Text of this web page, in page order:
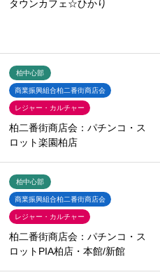
タウンカフェ☆ひかり
柏中心部
商業振興組合柏二番街商店会
レジャー・カルチャー
柏二番街商店会：パチンコ・ス
ロット楽園柏店
柏中心部
商業振興組合柏二番街商店会
レジャー・カルチャー
柏二番街商店会：パチンコ・ス
ロットPIA柏店・本館/新館